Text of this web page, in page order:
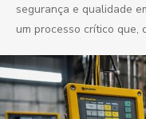
segurança e qualidade
um processo crítico que,